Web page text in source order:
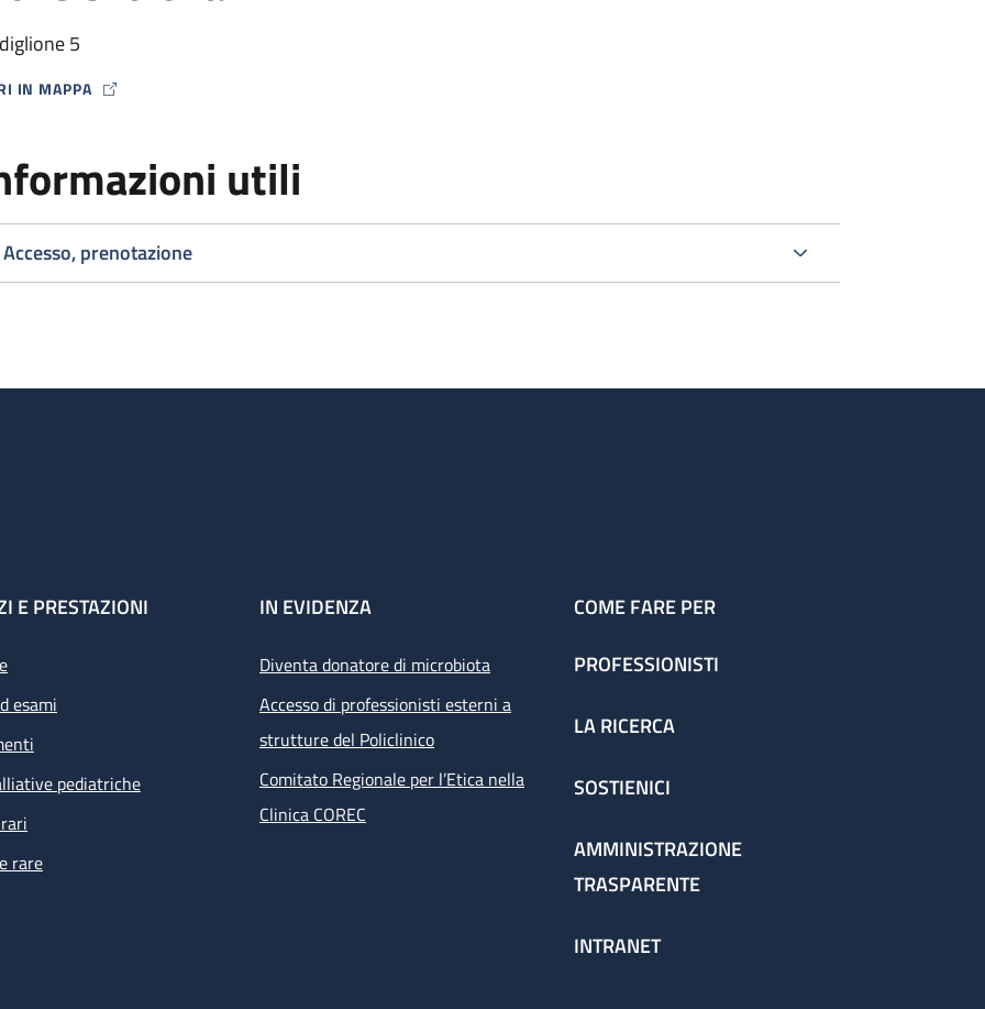
5
IN MAPPA
ICON
utili
Accesso, prenotazione
E PRESTAZIONI
esami
pediatriche
rare
IN EVIDENZA
Diventa donatore di microbiota
Accesso di professionisti esterni a
strutture del Policlinico
Comitato Regionale per l’Etica nella
Clinica COREC
COME FARE PER
PROFESSIONISTI
LA RICERCA
SOSTIENICI
AMMINISTRAZIONE
TRASPARENTE
INTRANET